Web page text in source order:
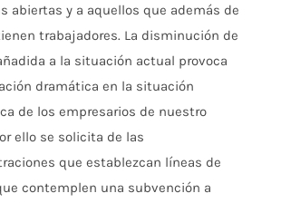
abiertas y a aquellos que además de
trabajadores. La disminución de
a la situación actual provoca
dramática en la situación
de los empresarios de nuestro
ello se solicita de las
que establezcan líneas de
contemplen una subvención a